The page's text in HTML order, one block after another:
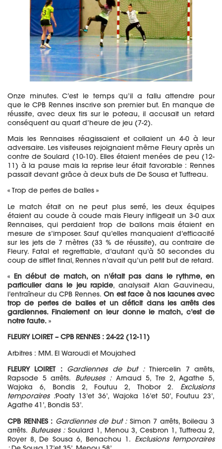
Onze minutes. C’est le temps qu’il a fallu attendre pour
que le CPB Rennes inscrive son premier but. En manque de
réussite, avec deux tirs sur le poteau, il accusait un retard
conséquent au quart d’heure de jeu (7-2).
Mais les Rennaises réagissaient et collaient un 4-0 à leur
adversaire. Les visiteuses rejoignaient même Fleury après un
contre de Soulard (10-10). Elles étaient menées de peu (12-
11) à la pause mais la reprise leur était favorable : Rennes
passait devant grâce à deux buts de De Sousa et Tuffreau.
« Trop de pertes de balles »
Le match était on ne peut plus serré, les deux équipes
étaient au coude à coude mais Fleury infligeait un 3-0 aux
Rennaises, qui perdaient trop de ballons mais étaient en
mesure de s’imposer. Sauf qu’elles manquaient d’efficacité
sur les jets de 7 mètres (33 % de réussite), au contraire de
Fleury. Fatal et regrettable, d’autant qu’à 50 secondes du
coup de sifflet final, Rennes n’avait qu’un petit but de retard.
« En début de match, on n’était pas dans le rythme, en
particulier dans le jeu rapide, analysait Alan Gauvineau,
l’entraîneur du CPB Rennes. On est face à nos lacunes avec
trop de pertes de balles et un déficit dans les arrêts des
gardiennes. Finalement on leur donne le match, c’est de
notre faute. »
FLEURY LOIRET – CPB RENNES : 24-22 (12-11)
Arbitres : MM. El Waroudi et Moujahed
FLEURY LOIRET : Gardiennes de but :Thiercelin 7 arrêts,
Rapsode 5 arrêts. Buteuses :Arnaud 5, Tre 2, Agathe 5,
Wajoka 6, Bondis 2, Foutuu 2, Thobor 2. Exclusions
temporaires :Poaty 13’et 36’, Wajoka 16’et 50’, Foutuu 23’,
Agathe 41’, Bondis 53’.
CPB RENNES : Gardiennes de but :Simon 7 arrêts, Boileau 3
arrêts. Buteuses :Soulard 1, Menou 3, Cesbron 1, Tuffreau 2,
Royer 8, De Sousa 6, Benachou 1. Exclusions temporaires